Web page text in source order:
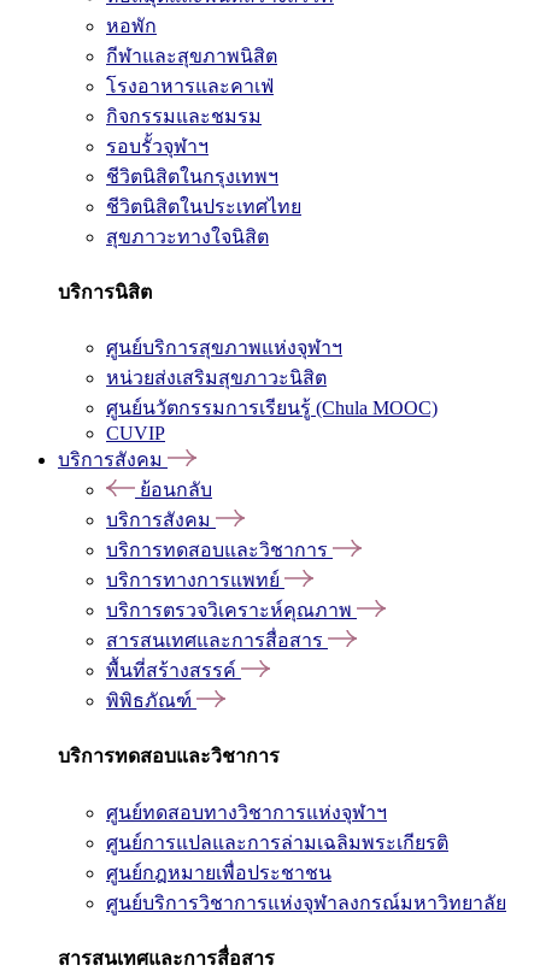
หอพัก
กีฬาและสุขภาพนิสิต
โรงอาหารและคาเฟ่
กิจกรรมและชมรม
รอบรั้วจุฬาฯ
ชีวิตนิสิตในกรุงเทพฯ
ชีวิตนิสิตในประเทศไทย
สุขภาวะทางใจนิสิต
บริการนิสิต
ศูนย์บริการสุขภาพแห่งจุฬาฯ
หน่วยส่งเสริมสุขภาวะนิสิต
ศูนย์นวัตกรรมการเรียนรู้ (Chula MOOC)
CUVIP
บริการสังคม
ย้อนกลับ
บริการสังคม
บริการทดสอบและวิชาการ
บริการทางการแพทย์
บริการตรวจวิเคราะห์คุณภาพ
สารสนเทศและการสื่อสาร
พื้นที่สร้างสรรค์
พิพิธภัณฑ์
บริการทดสอบและวิชาการ
ศูนย์ทดสอบทางวิชาการแห่งจุฬาฯ
ศูนย์การแปลและการล่ามเฉลิมพระเกียรติ
ศูนย์กฎหมายเพื่อประชาชน
ศูนย์บริการวิชาการแห่งจุฬาลงกรณ์มหาวิทยาลัย
สารสนเทศและการสื่อสาร